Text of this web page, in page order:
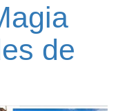
de